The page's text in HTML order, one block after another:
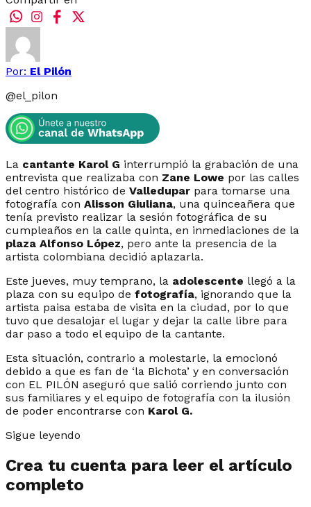
Por: El Pilón
@el_pilon
La cantante Karol G interrumpió la grabación de una
entrevista que realizaba con Zane Lowe por las calles
del centro histórico de Valledupar para tomarse una
fotografía con Alisson Giuliana, una quinceañera que
tenía previsto realizar la sesión fotográfica de su
cumpleaños en la calle quinta, en inmediaciones de la
plaza Alfonso López, pero ante la presencia de la
artista colombiana decidió aplazarla.
Este jueves, muy temprano, la adolescente llegó a la
plaza con su equipo de fotografía, ignorando que la
artista paisa estaba de visita en la ciudad, por lo que
tuvo que desalojar el lugar y dejar la calle libre para
dar paso a todo el equipo de la cantante.
Esta situación, contrario a molestarle, la emocionó
debido a que es fan de ‘la Bichota’ y en conversación
con EL PILÓN aseguró que salió corriendo junto con
sus familiares y el equipo de fotografía con la ilusión
de poder encontrarse con Karol G.
Sigue leyendo
Crea tu cuenta para leer el artículo
completo